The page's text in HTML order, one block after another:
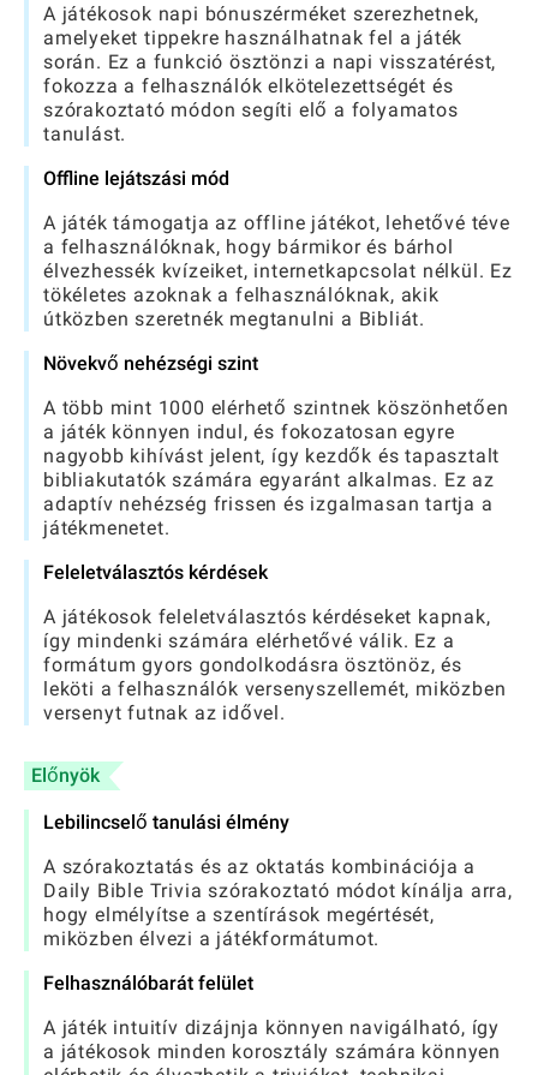
A játékosok napi bónuszérméket szerezhetnek,
amelyeket tippekre használhatnak fel a játék
során. Ez a funkció ösztönzi a napi visszatérést,
fokozza a felhasználók elkötelezettségét és
szórakoztató módon segíti elő a folyamatos
tanulást.
Offline lejátszási mód
A játék támogatja az offline játékot, lehetővé téve
a felhasználóknak, hogy bármikor és bárhol
élvezhessék kvízeiket, internetkapcsolat nélkül. Ez
tökéletes azoknak a felhasználóknak, akik
útközben szeretnék megtanulni a Bibliát.
Növekvő nehézségi szint
A több mint 1000 elérhető szintnek köszönhetően
a játék könnyen indul, és fokozatosan egyre
nagyobb kihívást jelent, így kezdők és tapasztalt
bibliakutatók számára egyaránt alkalmas. Ez az
adaptív nehézség frissen és izgalmasan tartja a
játékmenetet.
Feleletválasztós kérdések
A játékosok feleletválasztós kérdéseket kapnak,
így mindenki számára elérhetővé válik. Ez a
formátum gyors gondolkodásra ösztönöz, és
leköti a felhasználók versenyszellemét, miközben
versenyt futnak az idővel.
Előnyök
Lebilincselő tanulási élmény
A szórakoztatás és az oktatás kombinációja a
Daily Bible Trivia szórakoztató módot kínálja arra,
hogy elmélyítse a szentírások megértését,
miközben élvezi a játékformátumot.
Felhasználóbarát felület
A játék intuitív dizájnja könnyen navigálható, így
a játékosok minden korosztály számára könnyen